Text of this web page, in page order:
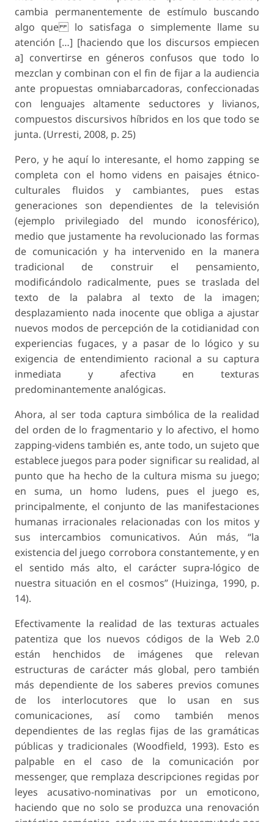
cambia permanentemente de estímulo buscando
algo que lo satisfaga o simplemente llame su
atención […] [haciendo que los discursos empiecen
a] convertirse en géneros confusos que todo lo
mezclan y combinan con el fin de fijar a la audiencia
ante propuestas omniabarcadoras, confeccionadas
con lenguajes altamente seductores y livianos,
compuestos discursivos híbridos en los que todo se
junta. (Urresti, 2008, p. 25)
Pero, y he aquí lo interesante, el homo zapping se
completa con el homo videns en paisajes étnico-
culturales fluidos y cambiantes, pues estas
generaciones son dependientes de la televisión
(ejemplo privilegiado del mundo iconosférico),
medio que justamente ha revolucionado las formas
de comunicación y ha intervenido en la manera
tradicional de construir el pensamiento,
modificándolo radicalmente, pues se traslada del
texto de la palabra al texto de la imagen;
desplazamiento nada inocente que obliga a ajustar
nuevos modos de percepción de la cotidianidad con
experiencias fugaces, y a pasar de lo lógico y su
exigencia de entendimiento racional a su captura
inmediata y afectiva en texturas
predominantemente analógicas.
Ahora, al ser toda captura simbólica de la realidad
del orden de lo fragmentario y lo afectivo, el homo
zapping-videns también es, ante todo, un sujeto que
establece juegos para poder significar su realidad, al
punto que ha hecho de la cultura misma su juego;
en suma, un homo ludens, pues el juego es,
principalmente, el conjunto de las manifestaciones
humanas irracionales relacionadas con los mitos y
sus intercambios comunicativos. Aún más, “la
existencia del juego corrobora constantemente, y en
el sentido más alto, el carácter supra-lógico de
nuestra situación en el cosmos” (Huizinga, 1990, p.
14).
Efectivamente la realidad de las texturas actuales
patentiza que los nuevos códigos de la Web 2.0
están henchidos de imágenes que relevan
estructuras de carácter más global, pero también
más dependiente de los saberes previos comunes
de los interlocutores que lo usan en sus
comunicaciones, así como también menos
dependientes de las reglas fijas de las gramáticas
públicas y tradicionales (Woodfield, 1993). Esto es
palpable en el caso de la comunicación por
messenger, que remplaza descripciones regidas por
leyes acusativo-nominativas por un emoticono,
haciendo que no solo se produzca una renovación